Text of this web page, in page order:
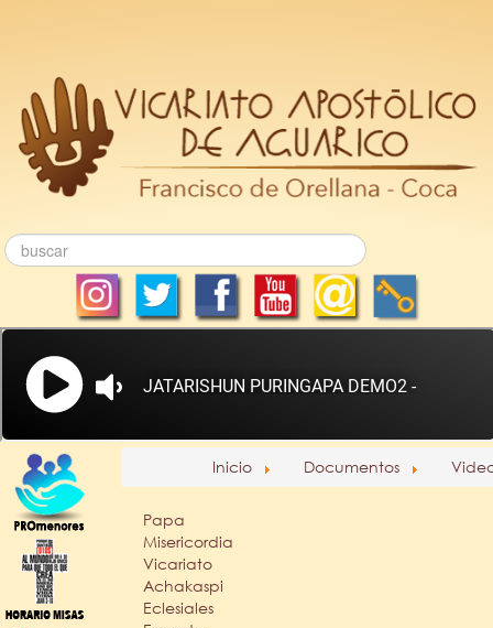
Inicio Documentos
Papa
Misericordia
Vicariato
Achakaspi
Eclesiales